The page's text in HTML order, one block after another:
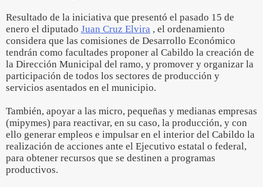
Resultado de la iniciativa que presentó el pasado 15 de
enero el diputado Juan Cruz Elvira , el ordenamiento
considera que las comisiones de Desarrollo Económico
tendrán como facultades proponer al Cabildo la creación de
la Dirección Municipal del ramo, y promover y organizar la
participación de todos los sectores de producción y
servicios asentados en el municipio.
También, apoyar a las micro, pequeñas y medianas empresas
(mipymes) para reactivar, en su caso, la producción, y con
ello generar empleos e impulsar en el interior del Cabildo la
realización de acciones ante el Ejecutivo estatal o federal,
para obtener recursos que se destinen a programas
productivos.